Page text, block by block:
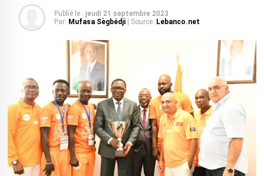
Publié le : jeudi 21 septembre 2023
Par: Mufasa Sègbédji | Source: Lebanco.net